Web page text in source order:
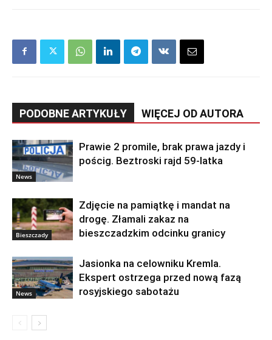
PODOBNE ARTYKUŁY WIĘCEJ OD AUTORA
News
Prawie 2 promile, brak prawa jazdy i
pościg. Beztroski rajd 59-latka
Bieszczady
Zdjęcie na pamiątkę i mandat na
drogę. Złamali zakaz na
bieszczadzkim odcinku granicy
News
Jasionka na celowniku Kremla.
Ekspert ostrzega przed nową fazą
rosyjskiego sabotażu